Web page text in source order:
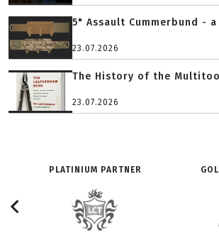
5" Assault Cummerbund -
23.07.2026
The History of the
23.07.2026
PLATINIUM PARTNER